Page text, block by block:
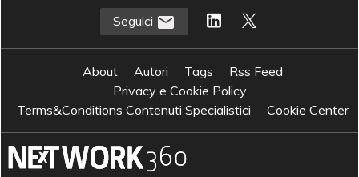
Seguici
About Autori Tags
Rss Feed
Privacy e Cookie Policy
Terms&Conditions Contenuti Specialistici
Cookie Center